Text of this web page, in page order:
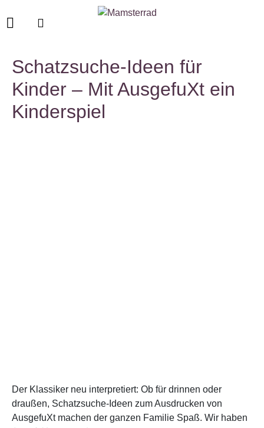
Schatzsuche-Ideen für
Kinder – Mit AusgefuXt ein
Kinderspiel
Der Klassiker neu interpretiert: Ob für drinnen oder
draußen, Schatzsuche-Ideen zum Ausdrucken von
AusgefuXt machen der ganzen Familie Spaß. Wir haben